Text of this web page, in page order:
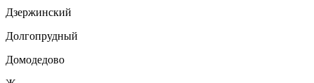
Дзержинский
Долгопрудный
Домодедово